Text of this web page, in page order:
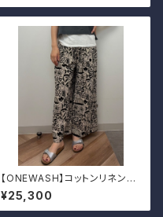
【ONEWASH】コットンリネンキ
ャンバスガウチョパンツ
¥25,300